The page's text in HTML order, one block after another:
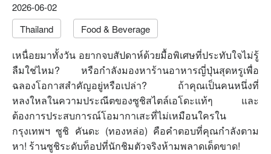
2026-06-02
Thailand
Food & Beverage
เหนื่อยมาทั้งวัน อยากจบสัปดาห์ด้วยมื้อพิเศษที่ประทับใจไม่รู้
ลืมใช่ไหม? หรือกำลังมองหาร้านอาหารญี่ปุ่นสุดหรูเพื่อ
ฉลองโอกาสสำคัญอยู่หรือเปล่า? ถ้าคุณเป็นคนหนึ่งที่
หลงใหลในความประณีตของซูชิสไตล์เอโดะแท้ๆ และ
ต้องการประสบการณ์โอมากาเสะที่ไม่เหมือนใครใน
กรุงเทพฯ ซูชิ คันดะ (ทองหล่อ) คือคำตอบที่คุณกำลังตาม
หา! ร้านซูชิระดับท็อปที่นักชิมตัวจริงห้ามพลาดเด็ดขาด!